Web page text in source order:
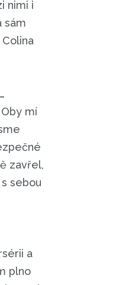
nimi i
sám
mí
zavřel,
sebou
a
plno